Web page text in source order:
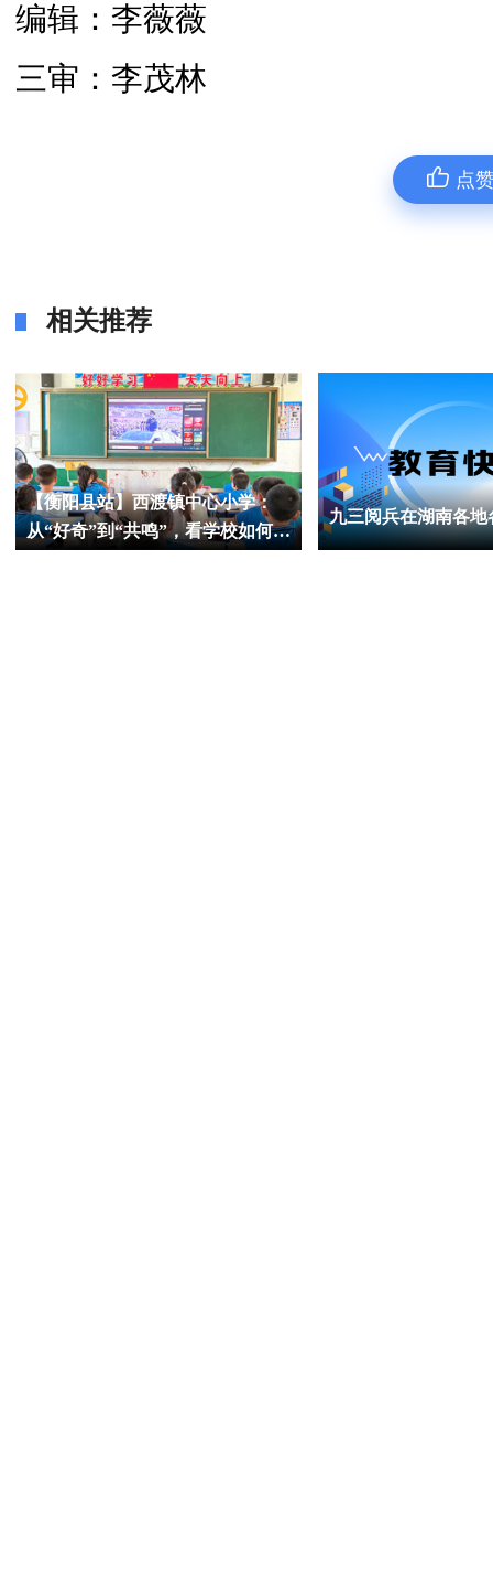
编辑：李薇薇
三审：李茂林
点
相关推荐
【衡阳县站】西渡镇中心小学：
从“好奇”到“共鸣”，看学校如何让
九三阅兵在湖南各地